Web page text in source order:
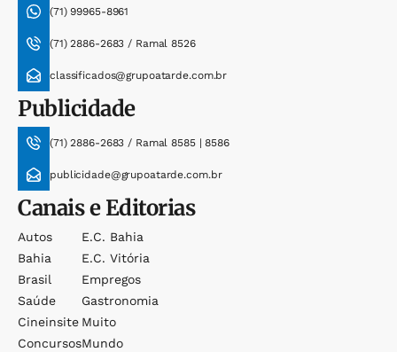
(71) 99965-8961
(71) 2886-2683 / Ramal 8526
classificados@grupoatarde.com.br
Publicidade
(71) 2886-2683 / Ramal 8585 | 8586
publicidade@grupoatarde.com.br
Canais e Editorias
Autos
Bahia
Brasil
Saúde
Cineinsite
Concursos
E.c. Bahia
E.c. Vitória
Empregos
Gastronomia
Muito
Mundo